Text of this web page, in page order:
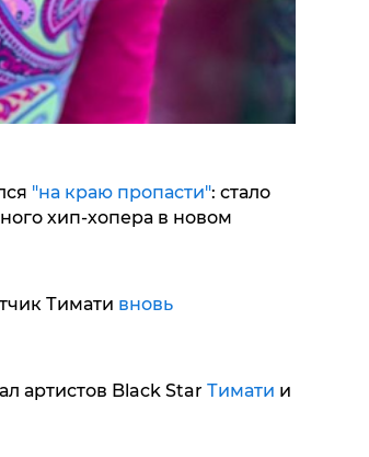
"на краю пропасти": стало
хип-хопера в новом
Тимати вновь
артистов Black Star Тимати и